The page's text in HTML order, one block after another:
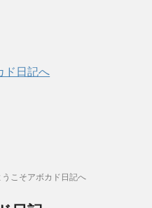
ド日記へ
うこそアボカド日記へ